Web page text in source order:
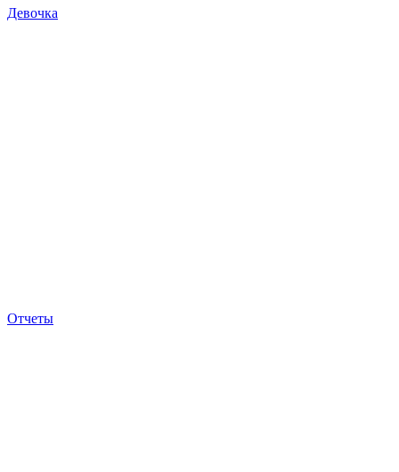
Девочка
Отчеты